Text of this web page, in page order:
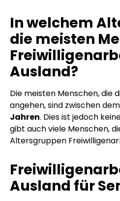
In welchem
die meisten
Ausland?
Die meisten Menschen, die
angehen, sind zwischen
Jahren. Dies ist jedoch
gibt auch viele Menschen,
Altersgruppen
Ausland für